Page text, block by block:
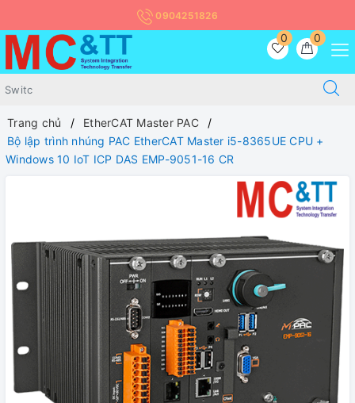
0904251826
0
0
Trang chủ
EtherCAT Master PAC
Bộ lập trình nhúng PAC EtherCAT Master i5-8365UE CPU +
Windows 10 IoT ICP DAS EMP-9051-16 CR